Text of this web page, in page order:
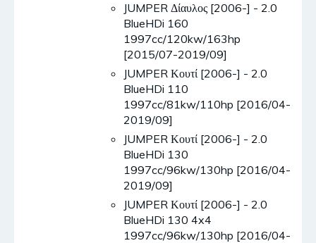
JUMPER Δίαυλος [2006-] - 2.0
BlueHDi 160
1997cc/120kw/163hp
[2015/07-2019/09]
JUMPER Κουτί [2006-] - 2.0
BlueHDi 110
1997cc/81kw/110hp [2016/04-
2019/09]
JUMPER Κουτί [2006-] - 2.0
BlueHDi 130
1997cc/96kw/130hp [2016/04-
2019/09]
JUMPER Κουτί [2006-] - 2.0
BlueHDi 130 4x4
1997cc/96kw/130hp [2016/04-